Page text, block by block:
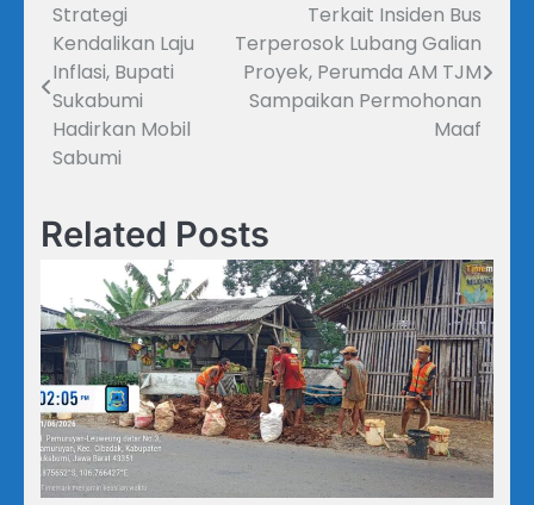
Navigasi
pos
Strategi
Kendalikan Laju
Inflasi, Bupati
Sukabumi
Hadirkan Mobil
Sabumi
Terkait Insiden Bus
Terperosok Lubang Galian
Proyek, Perumda AM TJM
Sampaikan Permohonan
Maaf
Related Posts